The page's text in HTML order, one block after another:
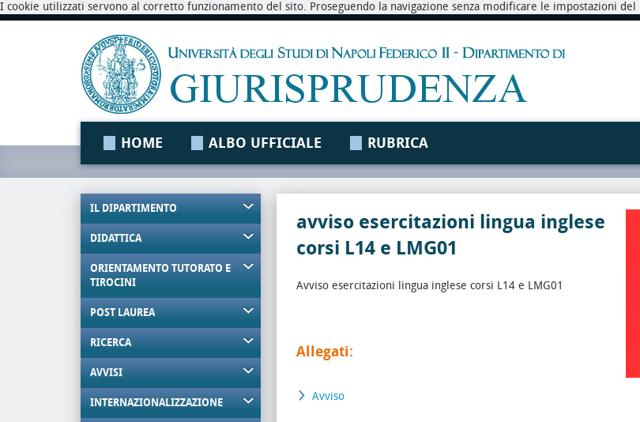
I cookie utilizzati servono al corretto funzionamento del sito. Proseguendo la navigazione senza modificare le impostazioni
HOME ALBO UFFICIALE RUBRICA
IL DIPARTIMENTO
DIDATTICA
ORIENTAMENTO TUTORATO E
TIROCINI
POST LAUREA
RICERCA
AVVISI
INTERNAZIONALIZZAZIONE
avviso esercitazioni lingua inglese
corsi L14 e LMG01
Avviso esercitazioni lingua inglese corsi L14 e LMG01
Allegati:
Avviso